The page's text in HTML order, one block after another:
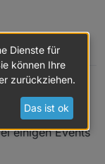
0
(basierend auf
innen /
gegeben).
einigen Events
Dienste für
können Ihre
zurückziehen.
Das ist ok